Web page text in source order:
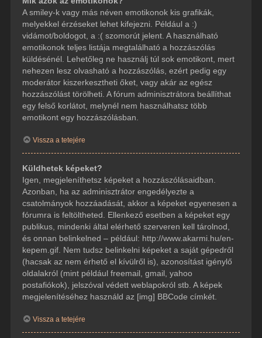
A smiley-k vagy más néven emotikonok kis grafikák,
melyekkel érzéseket lehet kifejezni. Például a :)
vidámot/boldogot, a :( szomorút jelent. A használható
emotikonok teljes listája megtalálható a hozzászólás
küldésénél. Lehetőleg ne használj túl sok emotikont, mert
nehezen lesz olvasható a hozzászólás, ezért pedig egy
moderátor kiszerkesztheti őket, vagy akár az egész
hozzászólást törölheti. A fórum adminisztrátora beállíthat
egy felső korlátot, melynél nem használhatsz több
emotikont egy hozzászólásban.
Vissza a tetejére
Küldhetek képeket?
Igen, megjeleníthetsz képeket a hozzászólásaidban.
Azonban, ha az adminisztrátor engedélyezte a
csatolmányok hozzáadását, akkor a képeket egyenesen a
fórumra is feltöltheted. Ellenkező esetben a képeket egy
publikus, mindenki által elérhető szerveren kell tárolnod,
és onnan belinkelned – például: http://www.akarmi.hu/en-
kepem.gif. Nem tudsz belinkelni képeket a saját gépedről
(hacsak az nem érhető el kívülről is), azonosítást igénylő
oldalakról (mint például freemail, gmail, yahoo
postafiókok), jelszóval védett weblapokról stb. A képek
megjelenítéséhez használd az [img] BBCode címkét.
Vissza a tetejére